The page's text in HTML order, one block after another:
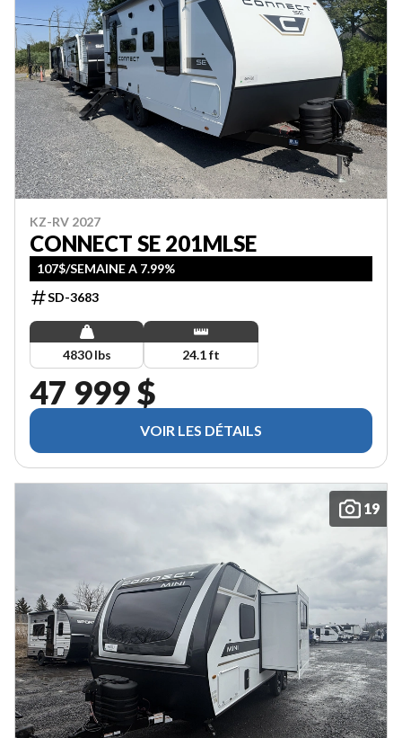
KZ-RV 2027
CONNECT SE 201MLSE
107$/SEMAINE A 7.99%
SD-3683
4830 lbs 24.1 ft
47 999 $
VOIR LES DÉTAILS
19